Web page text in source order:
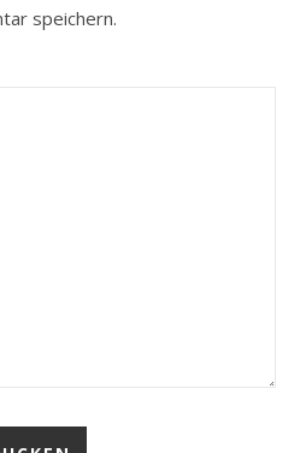
speichern.